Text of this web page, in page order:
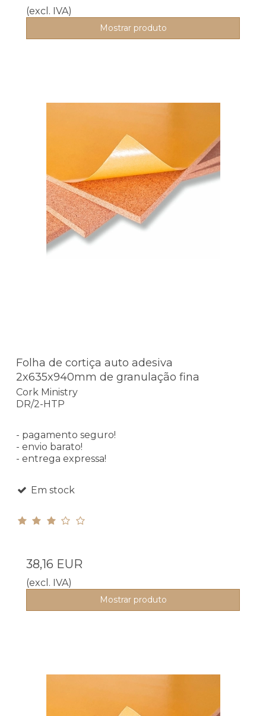
(excl. IVA)
Mostrar produto
Folha de cortiça auto adesiva
2x635x940mm de granulação fina
Cork Ministry
DR/2-HTP
- pagamento seguro!
- envio barato!
- entrega expressa!
Em stock
38,16 EUR
(excl. IVA)
Mostrar produto